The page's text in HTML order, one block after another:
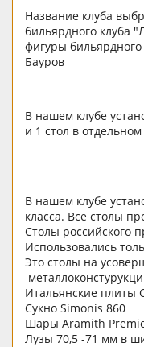
Название клуба
бильярдного клуба
фигуры
Бауров
В нашем клубе
и 1 стол в отдельном
В нашем клубе
класса. Все столы
Столы российского
Использовались
Это столы на
Итальянские плиты
Сукно Simonis 860
Шары Aramith
Лузы 70,5 -71 мм в